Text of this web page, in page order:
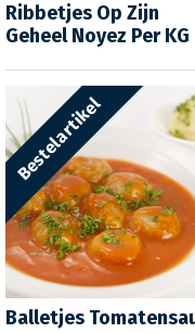
Ribbetjes Op Zijn
Geheel Noyez Per KG
Bestelartikel
Balletjes